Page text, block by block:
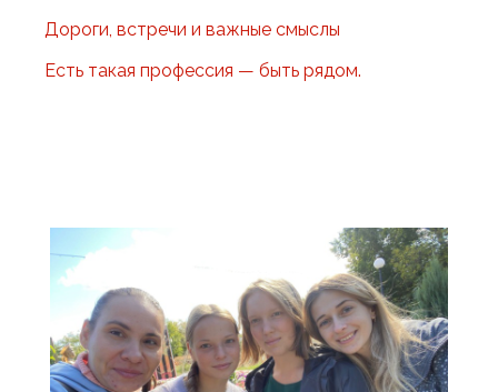
Дороги, встречи и важные смыслы
Есть такая профессия — быть рядом.